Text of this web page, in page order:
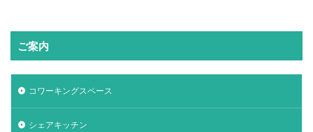
ご案内
コワーキングスペース
シェアキッチン